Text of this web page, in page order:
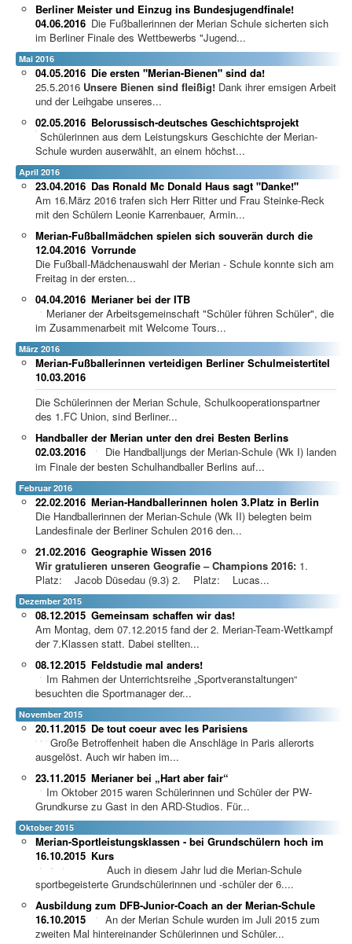
Berliner Meister und Einzug ins Bundesjugendfinale!
04.06.2016 Die Fußballerinnen der Merian Schule sicherten sich
im Berliner Finale des Wettbewerbs "Jugend...
Mai 2016
Die ersten "Merian-Bienen" sind da!
04.05.2016
25.5.2016 Unsere Bienen sind fleißig! Dank ihrer emsigen Arbeit
und der Leihgabe unseres...
Belorussisch-deutsches Geschichtsprojekt
02.05.2016
Schülerinnen aus dem Leistungskurs Geschichte der Merian-
Schule wurden auserwählt, an einem höchst...
April 2016
Das Ronald Mc Donald Haus sagt "Danke!"
23.04.2016
Am 16.März 2016 trafen sich Herr Ritter und Frau Steinke-Reck
mit den Schülern Leonie Karrenbauer, Armin...
Merian-Fußballmädchen spielen sich souverän durch die
Vorrunde
12.04.2016
Die Fußball-Mädchenauswahl der Merian - Schule konnte sich am
Freitag in der ersten...
Merianer bei der ITB
04.04.2016
Merianer der Arbeitsgemeinschaft "Schüler führen Schüler", die
im Zusammenarbeit mit Welcome Tours...
März 2016
Merian-Fußballerinnen verteidigen Berliner Schulmeistertitel
10.03.2016
Die Schülerinnen der Merian Schule, Schulkooperationspartner
des 1.FC Union, sind Berliner...
Handballer der Merian unter den drei Besten Berlins
02.03.2016
Die Handballjungs der Merian-Schule (Wk I) landen
im Finale der besten Schulhandballer Berlins auf...
Februar 2016
Merian-Handballerinnen holen 3.Platz in Berlin
22.02.2016
Die Handballerinnen der Merian-Schule (Wk II) belegten beim
Landesfinale der Berliner Schulen 2016 den...
Geographie Wissen 2016
21.02.2016
Wir gratulieren unseren Geografie – Champions 2016: 1.
Platz: Jacob Düsedau (9.3) 2. Platz: Lucas...
Dezember 2015
Gemeinsam schaffen wir das!
08.12.2015
Am Montag, dem 07.12.2015 fand der 2. Merian-Team-Wettkampf
der 7.Klassen statt. Dabei stellten...
Feldstudie mal anders!
08.12.2015
Im Rahmen der Unterrichtsreihe „Sportveranstaltungen“
besuchten die Sportmanager der...
November 2015
De tout coeur avec les Parisiens
20.11.2015
Große Betroffenheit haben die Anschläge in Paris allerorts
ausgelöst. Auch wir haben im...
Merianer bei „Hart aber fair“
23.11.2015
Im Oktober 2015 waren Schülerinnen und Schüler der PW-
Grundkurse zu Gast in den ARD-Studios. Für...
Oktober 2015
Merian-Sportleistungsklassen - bei Grundschülern hoch im
Kurs
16.10.2015
Auch in diesem Jahr lud die Merian-Schule
sportbegeisterte Grundschülerinnen und -schüler der 6....
Ausbildung zum DFB-Junior-Coach an der Merian-Schule
16.10.2015
An der Merian Schule wurden im Juli 2015 zum
zweiten Mal hintereinander Schülerinnen und Schüler...